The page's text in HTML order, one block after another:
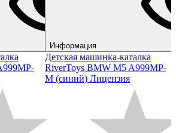
Информация
Детская машинка-каталка
RiverToys BMW M5 A999MP-
M (синий) Лицензия